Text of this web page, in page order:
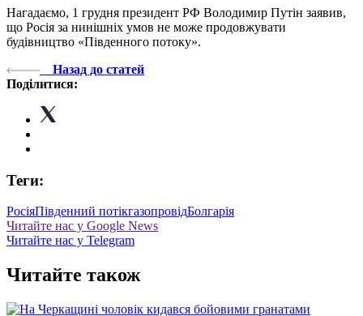
Нагадаємо, 1 грудня президент РФ Володимир Путін заявив,
що Росія за нинішніх умов не може продовжувати
будівництво «Південного потоку».
Назад до статей
Поділитися:
Теги:
РосіяПівденний потікгазопровідБолгарія
Читайте нас у Google News
Читайте нас у Telegram
Читайте також